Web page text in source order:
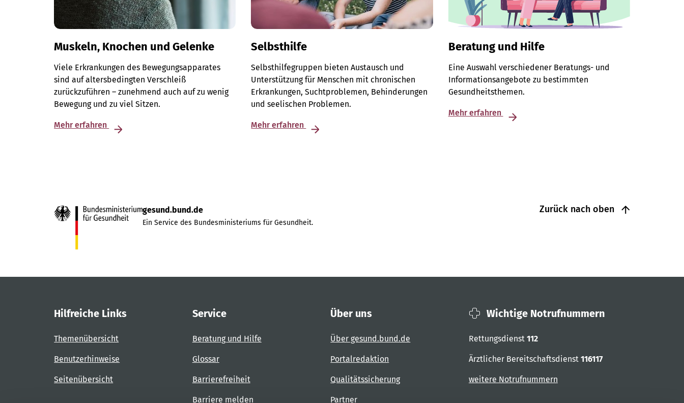
Muskeln, Knochen und Gelenke
Viele Erkrankungen des Bewegungsapparates
sind auf altersbedingten Verschleiß
zurückzuführen – zunehmend auch auf zu wenig
Bewegung und zu viel Sitzen.
Mehr erfahren
Selbsthilfe
Selbsthilfegruppen bieten Austausch und
Unterstützung für Menschen mit chronischen
Erkrankungen, Suchtproblemen, Behinderungen
und seelischen Problemen.
Mehr erfahren
Beratung und Hilfe
Eine Auswahl verschiedener Beratungs- und
Informationsangebote zu bestimmten
Gesundheitsthemen.
Mehr erfahren
Zurück nach oben
gesund.bund.de
Ein Service des Bundesministeriums für Gesundheit.
Hilfreiche Links
Themenübersicht
Benutzerhinweise
Seitenübersicht
Service
Beratung und Hilfe
Glossar
Barrierefreiheit
Barriere melden
Über uns
Über gesund.bund.de
Portalredaktion
Qualitätssicherung
Partner
Wichtige Notrufnummern
Rettungsdienst 112
Ärztlicher Bereitschaftsdienst 116117
weitere Notrufnummern